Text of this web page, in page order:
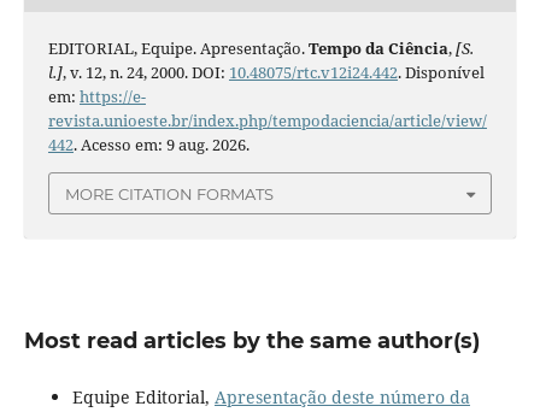
EDITORIAL, Equipe. Apresentação.Tempo da Ciência,[S.
l.], v. 12, n. 24, 2000. DOI: 10.48075/rtc.v12i24.442. Disponível
em: https://e-
revista.unioeste.br/index.php/tempodaciencia/article/view/
442. Acesso em: 9 aug. 2026.
MORE CITATION FORMATS
Most read articles by the same author(s)
Equipe Editorial, Apresentação deste número da